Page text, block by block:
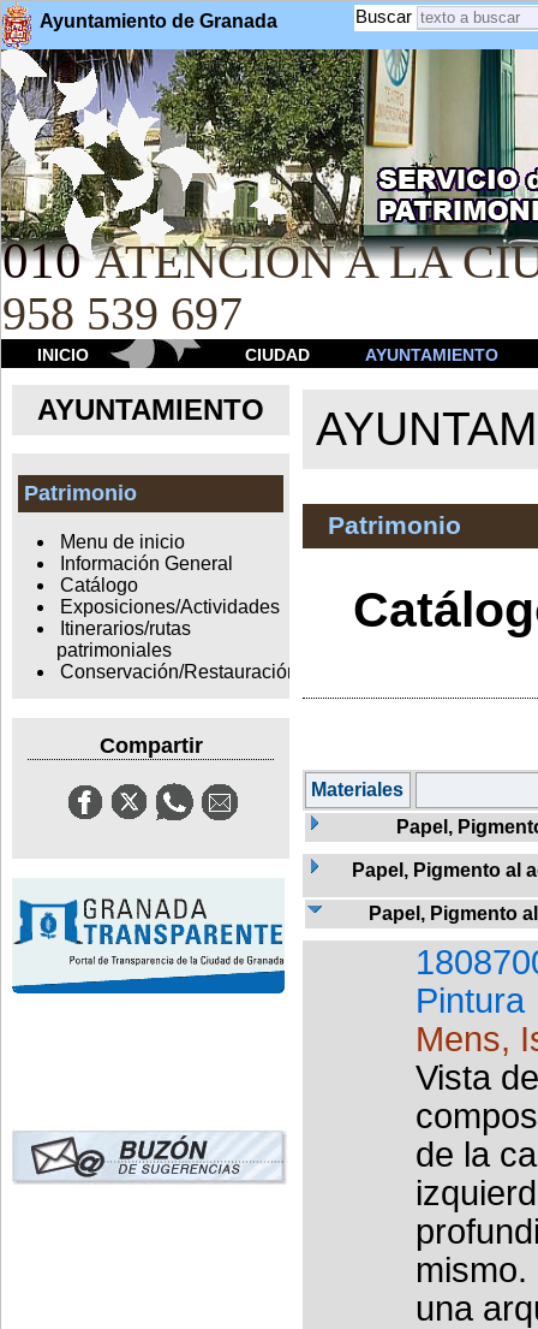
Ayuntamiento de Granada Buscar
010 ATENCION A LA
958 539 697
INICIO CIUDAD AYUNTAMIENTO
AYUNTAMIENTO
Patrimonio
Menu de inicio
Información General
Catálogo
Exposiciones/Actividades
Itinerarios/rutas
patrimoniales
Conservación/Restauración
Compartir
Patrimonio
Materiales
Papel,
Papel, Pigmento al
Papel, Pigmento
Pintura
Mens,
Vista
de la
una